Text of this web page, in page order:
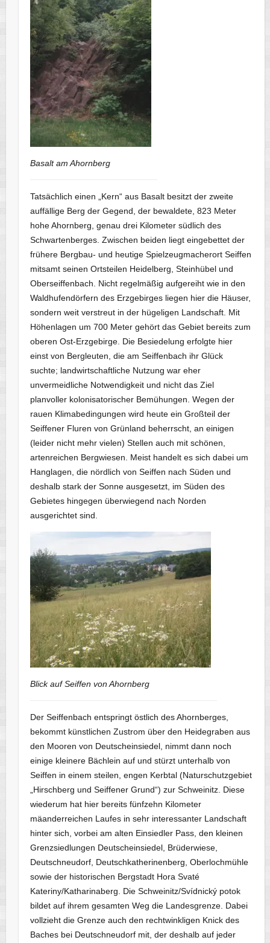
Basalt am Ahornberg
Tatsächlich einen „Kern“ aus Basalt besitzt der zweite
auffällige Berg der Gegend, der bewaldete, 823 Meter
hohe Ahornberg, genau drei Kilometer südlich des
Schwartenberges. Zwischen beiden liegt eingebettet der
frühere Bergbau- und heutige Spielzeugmacherort Seiffen
mitsamt seinen Ortsteilen Heidelberg, Steinhübel und
Oberseiffenbach. Nicht regelmäßig aufgereiht wie in den
Waldhufendörfern des Erzgebirges liegen hier die Häuser,
sondern weit verstreut in der hügeligen Landschaft. Mit
Höhenlagen um 700 Meter gehört das Gebiet bereits zum
oberen Ost-Erzgebirge. Die Besiedelung erfolgte hier
einst von Bergleuten, die am Seiffenbach ihr Glück
suchte; landwirtschaftliche Nutzung war eher
unvermeidliche Notwendigkeit und nicht das Ziel
planvoller kolonisatorischer Bemühungen. Wegen der
rauen Klimabedingungen wird heute ein Großteil der
Seiffener Fluren von Grünland beherrscht, an einigen
(leider nicht mehr vielen) Stellen auch mit schönen,
artenreichen Bergwiesen. Meist handelt es sich dabei um
Hanglagen, die nördlich von Seiffen nach Süden und
deshalb stark der Sonne ausgesetzt, im Süden des
Gebietes hingegen überwiegend nach Norden
ausgerichtet sind.
Blick auf Seiffen von Ahornberg
Der Seiffenbach entspringt östlich des Ahornberges,
bekommt künstlichen Zustrom über den Heidegraben aus
den Mooren von Deutscheinsiedel, nimmt dann noch
einige kleinere Bächlein auf und stürzt unterhalb von
Seiffen in einem steilen, engen Kerbtal (Naturschutzgebiet
„Hirschberg und Seiffener Grund“) zur Schweinitz. Diese
wiederum hat hier bereits fünfzehn Kilometer
mäanderreichen Laufes in sehr interessanter Landschaft
hinter sich, vorbei am alten Einsiedler Pass, den kleinen
Grenzsiedlungen Deutscheinsiedel, Brüderwiese,
Deutschneudorf, Deutschkatherinenberg, Oberlochmühle
sowie der historischen Bergstadt Hora Svaté
Kateriny/Katharinaberg. Die Schweinitz/Svídnický potok
bildet auf ihrem gesamten Weg die Landesgrenze. Dabei
vollzieht die Grenze auch den rechtwinkligen Knick des
Baches bei Deutschneudorf mit, der deshalb auf jeder